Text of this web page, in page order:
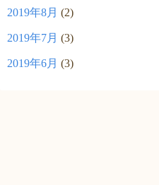
2019年8月 (2)
2019年7月 (3)
2019年6月 (3)